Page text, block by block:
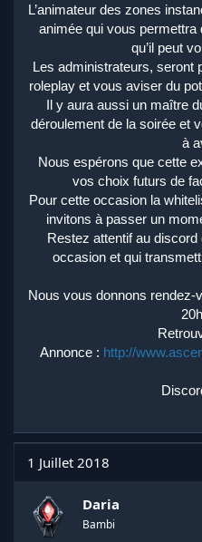
L’animateur des zones
animée qui vous permettra
qu’il peut
Les administrateurs, seront
roleplay et vous aviser du
Il y aura aussi un maître
déroulement de la soirée et
à
Nous espérons que cette
vos choix futurs de
Pour cette occasion la
invitons à passer un
Restez attentif au
occasion et qui
Nous vous donnons rendez-
Annonce : http://
1 Juillet 2018
Daria
Bambi